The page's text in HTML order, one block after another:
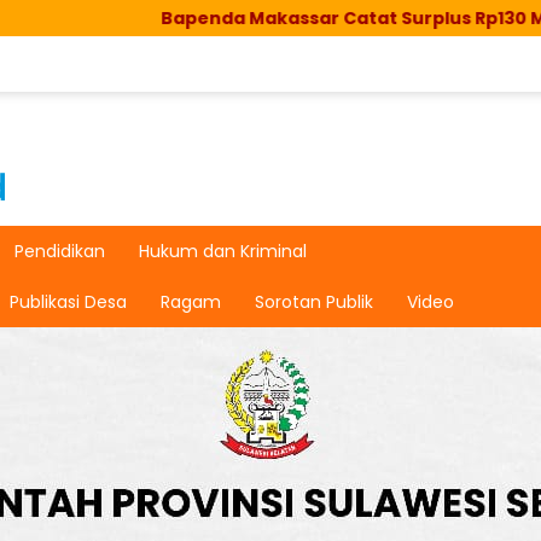
Bapenda Makassar Catat Surplus Rp130 Miliar,
Pendidikan Hukum dan Kriminal
Publikasi Desa Ragam Sorotan Publik Video